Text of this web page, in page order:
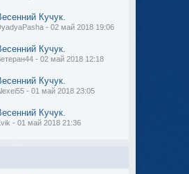
Кучук.
- 02 май 2018 19:06
Кучук.
- 02 май 2018 12:18
Кучук.
- 01 май 2018 23:05
Кучук.
- 01 май 2018 21:36